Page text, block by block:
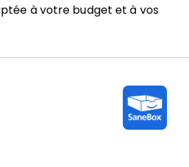
à votre budget et à vos